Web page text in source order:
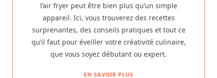
l’air fryer peut être bien plus qu’un simple
appareil. Ici, vous trouverez des recettes
surprenantes, des conseils pratiques et tout ce
qu’il faut pour éveiller votre créativité culinaire,
que vous soyez débutant ou expert.
EN SAVOIR PLUS